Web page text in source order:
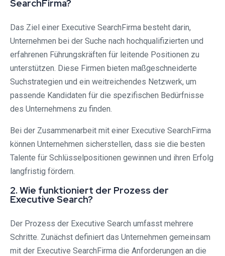
SearchFirma?
Das Ziel einer Executive SearchFirma besteht darin,
Unternehmen bei der Suche nach hochqualifizierten und
erfahrenen Führungskräften für leitende Positionen zu
unterstützen. Diese Firmen bieten maßgeschneiderte
Suchstrategien und ein weitreichendes Netzwerk, um
passende Kandidaten für die spezifischen Bedürfnisse
des Unternehmens zu finden.
Bei der Zusammenarbeit mit einer Executive SearchFirma
können Unternehmen sicherstellen, dass sie die besten
Talente für Schlüsselpositionen gewinnen und ihren Erfolg
langfristig fördern.
2. Wie funktioniert der Prozess der
Executive Search?
Der Prozess der Executive Search umfasst mehrere
Schritte. Zunächst definiert das Unternehmen gemeinsam
mit der Executive SearchFirma die Anforderungen an die